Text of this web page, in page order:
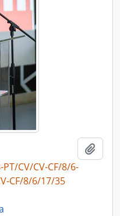
PT/CV/CV-CF/8/6-
CF/8/6/17/35